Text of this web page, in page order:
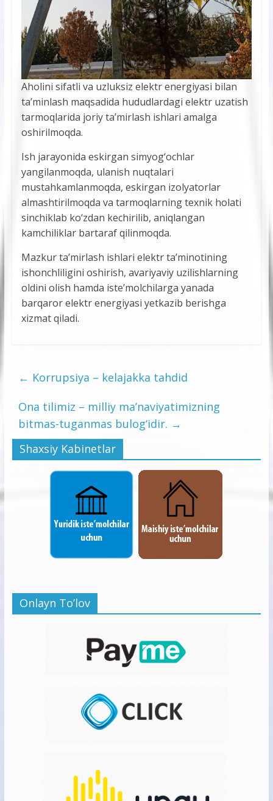
Aholini sifatli va uzluksiz elektr energiyasi bilan
ta’minlash maqsadida hududlardagi elektr uzatish
tarmoqlarida joriy ta’mirlash ishlari amalga
oshirilmoqda.
Ish jarayonida eskirgan simyog‘ochlar
yangilanmoqda, ulanish nuqtalari
mustahkamlanmoqda, eskirgan izolyatorlar
almashtirilmoqda va tarmoqlarning texnik holati
sinchiklab ko‘zdan kechirilib, aniqlangan
kamchiliklar bartaraf qilinmoqda.
Mazkur ta’mirlash ishlari elektr ta’minotining
ishonchliligini oshirish, avariyaviy uzilishlarning
oldini olish hamda iste’molchilarga yanada
barqaror elektr energiyasi yetkazib berishga
xizmat qiladi.
← Korrupsiya – kelajakka tahdid
Ona tilimiz – milliy ma’naviyatimizning
bitmas-tuganmas bulog‘idir. →
Shaxsiy Kabinetlar
Onlayn To’lov